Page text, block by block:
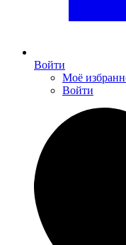
Войти
Моё
Войти